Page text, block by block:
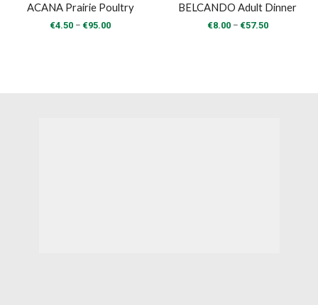
ACANA Prairie Poultry
€4.50 – €95.00Price
BELCANDO Adult Dinner
€8.00 – €57.50Price